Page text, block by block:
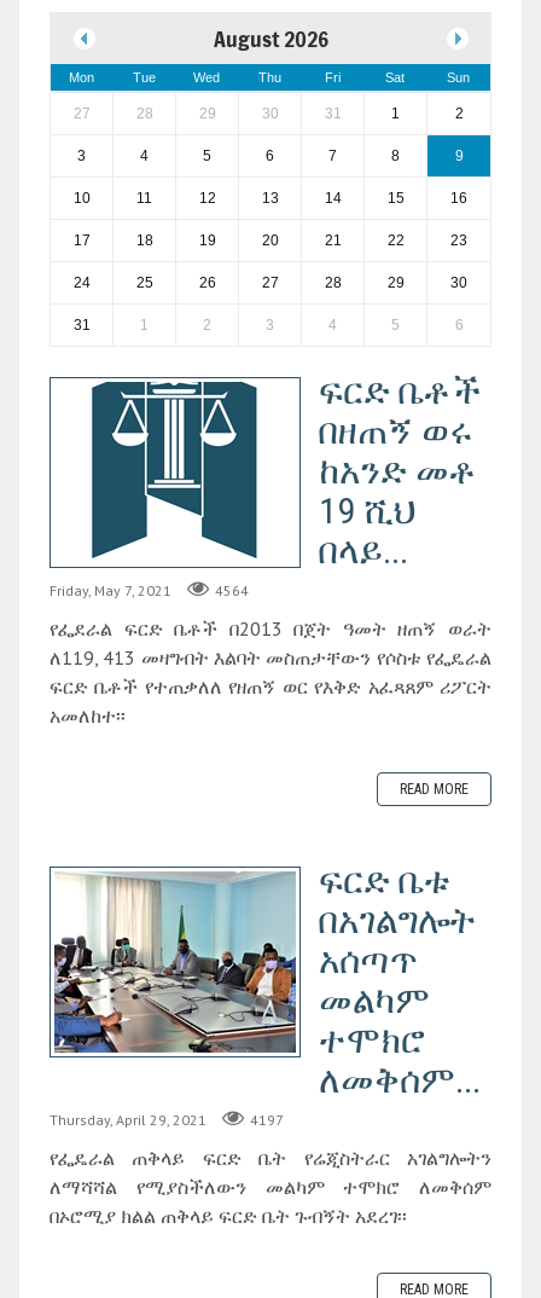
August 2026
Mon Tue Wed Thu Fri Sat Sun
27 28 29 30 31 1 2
3 4 5 6 7 8 9
10 11 12 13 14 15 16
17 18 19 20 21 22 23
24 25 26 27 28 29 30
31 1 2 3 4 5 6
ፍርድ ቤቶች
በዘጠኝ ወሩ
ከአንድ መቶ
19 ሺህ
በላይ...
Friday, May 7, 2021 4564
የፌደራል ፍርድ ቤቶች በ2013 በጀት ዓመት ዘጠኝ ወራት
ለ119, 413 መዛግብት እልባት መስጠታቸውን የሶስቱ የፌዴራል
ፍርድ ቤቶች የተጠቃለለ የዘጠኝ ወር የእቅድ አፈጻጸም ሪፖርት
አመለከተ፡፡
READ MORE
ፍርድ ቤቱ
በአገልግሎት
አሰጣጥ
መልካም
ተሞክሮ
ለመቅሰም...
Thursday, April 29, 2021 4197
የፌዴራል ጠቅላይ ፍርድ ቤት የሬጂስትራር አገልግሎትን
ለማሻሻል የሚያስችለውን መልካም ተሞክሮ ለመቅሰም
በኦሮሚያ ክልል ጠቅላይ ፍርድ ቤት ጉብኝት አደረገ፡፡
READ MORE